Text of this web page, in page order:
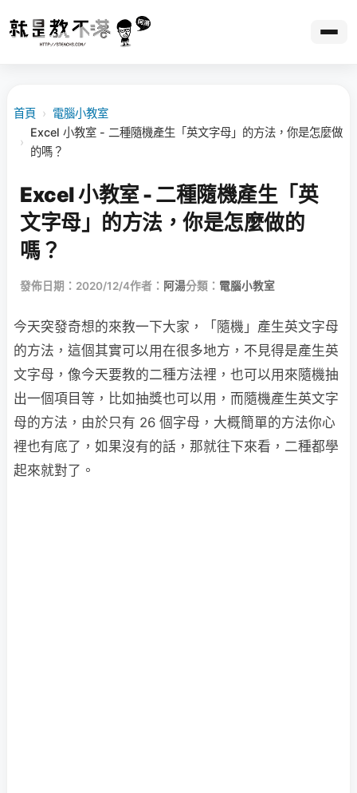
首頁 › 電腦小教室
›
Excel 小教室 - 二種隨機產生「英文字母」的方法，你是怎麼做
的嗎？
Excel 小教室 - 二種隨機產生「英
文字母」的方法，你是怎麼做的
嗎？
發佈日期：2020/12/4作者： 阿湯分類： 電腦小教室
今天突發奇想的來教一下大家，「隨機」產生英文字母
的方法，這個其實可以用在很多地方，不見得是產生英
文字母，像今天要教的二種方法裡，也可以用來隨機抽
出一個項目等，比如抽獎也可以用，而隨機產生英文字
母的方法，由於只有 26 個字母，大概簡單的方法你心
裡也有底了，如果沒有的話，那就往下來看，二種都學
起來就對了。